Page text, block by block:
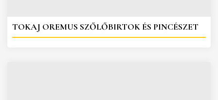
TOKAJ OREMUS SZŐLŐBIRTOK ÉS PINCÉSZET